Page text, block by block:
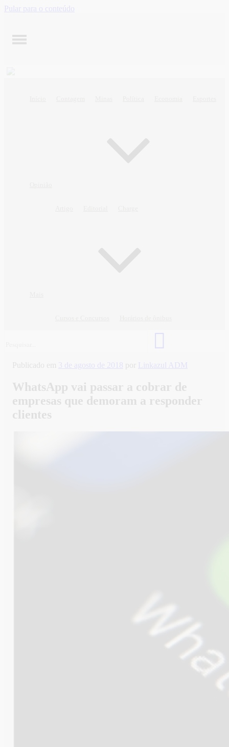
Pular para o conteúdo
Publicado em 3 de agosto de 2018 por Linkazul ADM
WhatsApp vai passar a cobrar de
empresas que demoram a responder
clientes